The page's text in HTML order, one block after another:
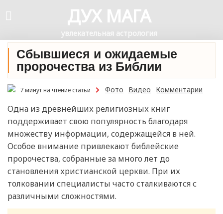
ДУХ МАГА
увлекательная астрология
Сбывшиеся и ожидаемые
пророчества из Библии
7 минут на чтение статьи Фото Видео Комментарии
Одна из древнейших религиозных книг
поддерживает свою популярность благодаря
множеству информации, содержащейся в ней.
Особое внимание привлекают библейские
пророчества, собранные за много лет до
становления христианской церкви. При их
толковании специалисты часто сталкиваются с
различными сложностями.